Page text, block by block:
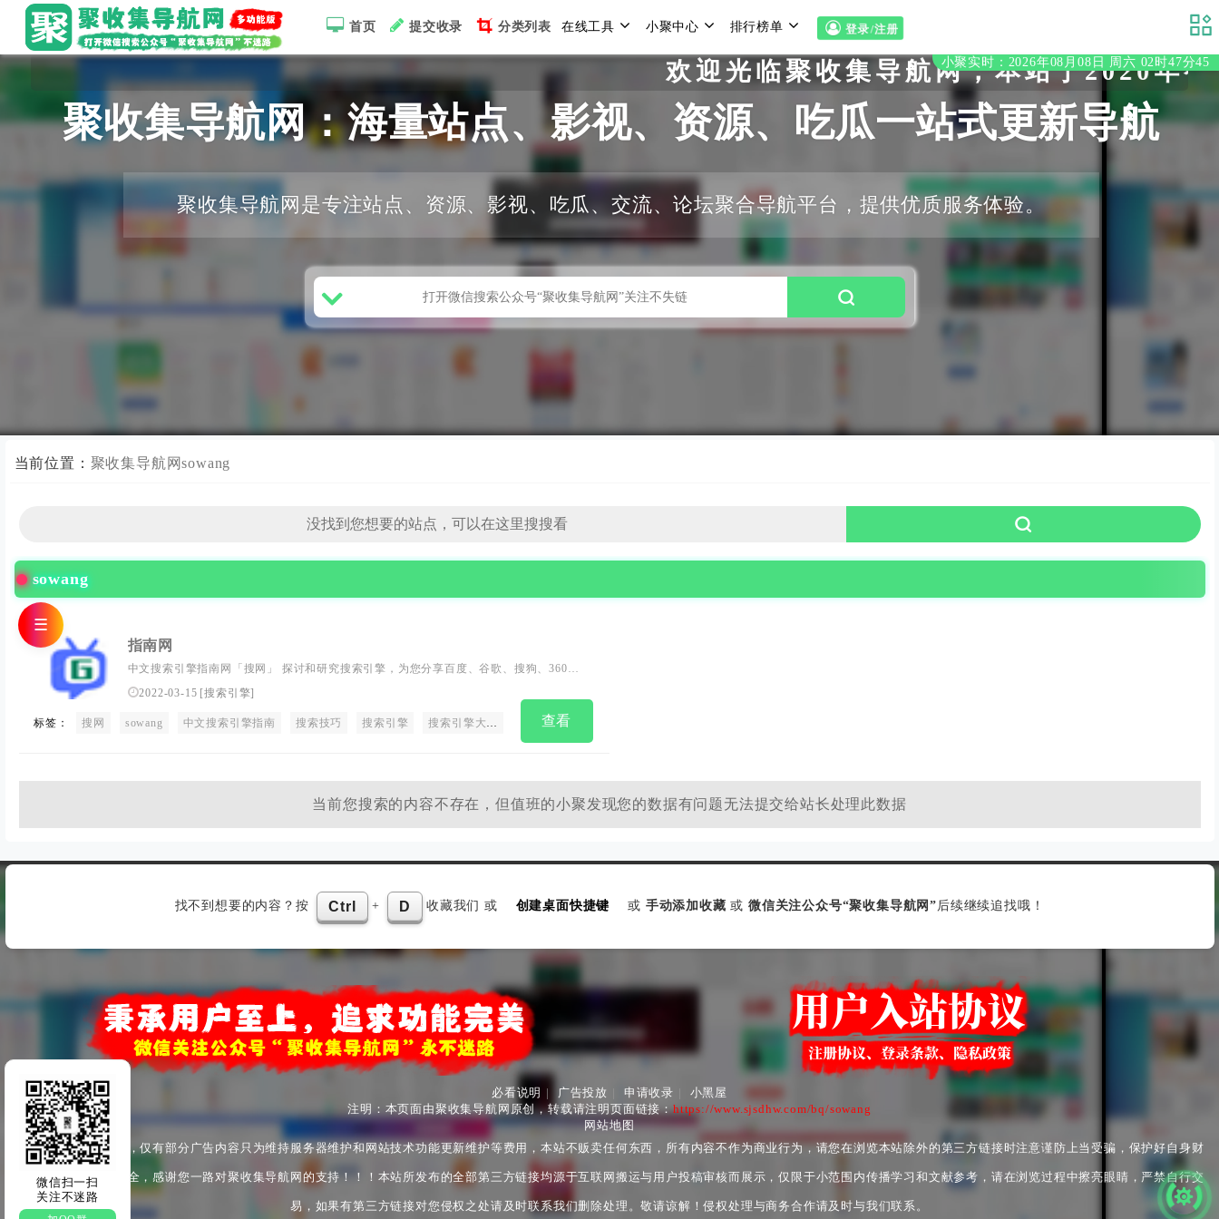
首页 提交收录 分类列表 在线工具 小聚中心 排行榜单 登录/注册
小聚实时：2026年08月08日 周六 02时47分46
欢迎光临聚收集导航网，本站于2020年初立
聚收集导航网：海量站点、影视、资源、吃瓜一站式更新导航
聚收集导航网是专注站点、资源、影视、吃瓜、交流、论坛聚合导航平台，提供优质服务体验。
当前位置： 聚收集导航网sowang
sowang
指南网
中文搜索引擎指南网「搜网」 探讨和研究搜索引擎，为您分享百度、谷歌、搜狗、360搜
索、必应、头条搜索等搜索引擎使用技巧及方法，搜索引擎工具，提升工作效率，让您在
2022-03-15 [搜索引擎]
标签： 搜网 sowang 中文搜索引擎指南 搜索技巧 搜索引擎 搜索引擎大全 百度搜索
查看
当前您搜索的内容不存在，但值班的小聚发现您的数据有问题无法提交给站长处理此数据
微信扫一扫
关注不迷路
☰
找不到想要的内容？按 Ctrl + D 收藏我们 或 创建桌面快捷键 或 手动添加收藏 或 微信关注公众号“聚收集导航网” 后续继续追找哦！
必看说明 | 广告投放 申请收录
小黑屋
注明：本页面由聚收集导航网原创，转载请注明页面链接：https://www.sjsdhw.com/bq/sowang
网站地图
本站为非盈利性站点，仅有部分广告内容只为维持服务器维护和网站技术功能更新维护等费用，本站不贩卖任何东西，所有内容不作为商业行为，请您在浏览本站除外的第三方链接时注意谨防上当受骗，保护好自身财
产安全与身心健康安全，感谢您一路对聚收集导航网的支持！！！本站所发布的全部第三方链接均源于互联网搬运与用户投稿审核而展示，仅限于小范围内传播学习和文献参考，请在浏览过程中擦亮眼睛，严禁自行交
易，如果有第三方链接对您侵权之处请及时联系我们删除处理。敬请谅解！侵权处理与商务合作请及时与我们联系。